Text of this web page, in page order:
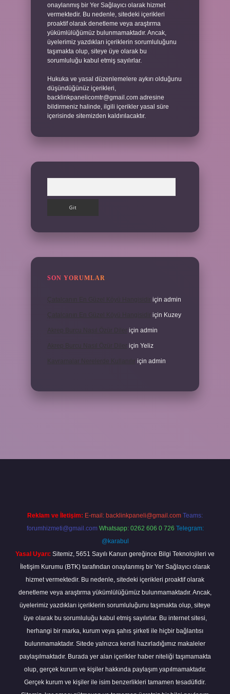
onaylanmış bir Yer Sağlayıcı olarak hizmet
vermektedir. Bu nedenle, sitedeki içerikleri
proaktif olarak denetleme veya araştırma
yükümlülüğümüz bulunmamaktadır. Ancak,
üyelerimiz yazdıkları içeriklerin sorumluluğunu
taşımakta olup, siteye üye olarak bu
sorumluluğu kabul etmiş sayılırlar.
Hukuka ve yasal düzenlemelere aykırı olduğunu
düşündüğünüz içerikleri,
backlinkpanelicomtr@gmail.com adresine
bildirmeniz halinde, ilgili içerikler yasal süre
içerisinde sitemizden kaldırılacaktır.
SON YORUMLAR
için admin
için Kuzey
Akrep Burcu Nasıl Özür Diler için admin
Akrep Burcu Nasıl Özür Diler için Yeliz
için admin
Reklam ve İletişim: E-mail: backlinkpaneli@gmail.com Teams:
forumhizmeti@gmail.com Whatsapp: 0262 606 0 726 Telegram:
@karabul
Yasal Uyarı: Sitemiz, 5651 Sayılı Kanun gereğince Bilgi Teknolojileri ve
İletişim Kurumu (BTK) tarafından onaylanmış bir Yer Sağlayıcı olarak
hizmet vermektedir. Bu nedenle, sitedeki içerikleri proaktif olarak
denetleme veya araştırma yükümlülüğümüz bulunmamaktadır. Ancak,
üyelerimiz yazdıkları içeriklerin sorumluluğunu taşımakta olup, siteye
üye olarak bu sorumluluğu kabul etmiş sayılırlar. Bu internet sitesi,
herhangi bir marka, kurum veya şahıs şirketi ile hiçbir bağlantısı
bulunmamaktadır. Sitede yalnızca kendi hazırladığımız makaleler
paylaşılmaktadır. Burada yer alan içerikler haber niteliği taşımamakta
olup, gerçek kurum ve kişiler hakkında paylaşım yapılmamaktadır.
Gerçek kurum ve kişiler ile isim benzerlikleri tamamen tesadüfidir.